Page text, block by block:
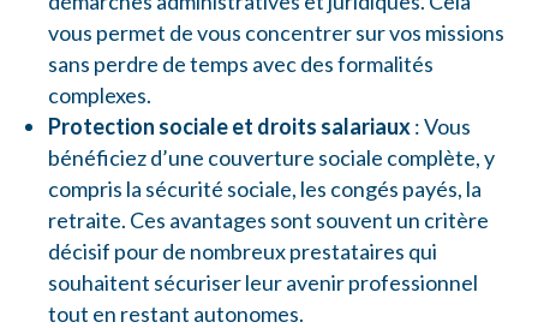
vous permet de vous concentrer sur vos missions
sans perdre de temps avec des formalités
complexes.
Protection sociale et droits salariaux: Vous
bénéficiez d’une couverture sociale complète, y
compris la sécurité sociale, les congés payés, la
retraite. Ces avantages sont souvent un critère
décisif pour de nombreux prestataires qui
souhaitent sécuriser leur avenir professionnel
tout en restant autonomes.